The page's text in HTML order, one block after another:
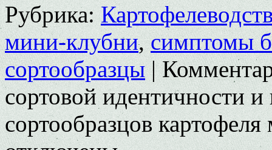
Рубрика:
мини-клубни,симптомы
сортообразцы |
сортовой идентичности
сортообразцов